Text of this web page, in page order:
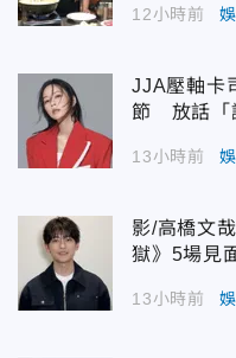
12小時前
JJA壓軸卡
節 放話「
13小時前
影/高橋文
獄》5場見
13小時前